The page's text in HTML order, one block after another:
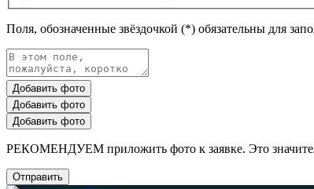
Поля, обозначенные звёздочкой (*) обязательны для
Добавить фото
Добавить фото
Добавить фото
РЕКОМЕНДУЕМ приложить фото к заявке. Это
Отправить